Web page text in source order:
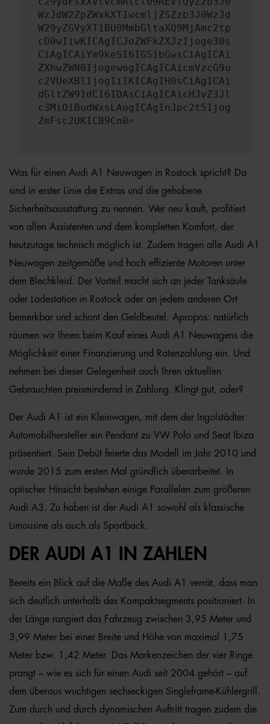
WzJdW2ZpZWxkXT1wcmljZSZzb3J0WzJd
W29yZGVyXT1BU0MmbGltaXQ9MjAmc2tp
cD0wIiwKICAgICJoZWFkZXJzIjoge30s
CiAgICAiYm9keSI6IG51bGwsCiAgICAi
ZXhwZWN0IjogewogICAgICAicmVzcG9u
c2VUeXBlIjogIiIKICAgIH0sCiAgICAi
dGltZW91dCI6IDAsCiAgICAicHJvZ3Jl
c3MiOiBudWxsLAogICAgInJpc2t5Ijog
ZmFsc2UKICB9Cn0=
Was für einen Audi A1 Neuwagen in Rostock spricht? Da
sind in erster Linie die Extras und die gehobene
Sicherheitsausstattung zu nennen. Wer neu kauft, profitiert
von allen Assistenten und dem kompletten Komfort, der
heutzutage technisch möglich ist. Zudem tragen alle Audi A1
Neuwagen zeitgemäße und hoch effiziente Motoren unter
dem Blechkleid. Der Vorteil macht sich an jeder Tanksäule
oder Ladestation in Rostock oder an jedem anderen Ort
bemerkbar und schont den Geldbeutel. Apropos: natürlich
räumen wir Ihnen beim Kauf eines Audi A1 Neuwagens die
Möglichkeit einer Finanzierung und Ratenzahlung ein. Und
nehmen bei dieser Gelegenheit auch Ihren aktuellen
Gebrauchten preismindernd in Zahlung. Klingt gut, oder?
Der Audi A1 ist ein Kleinwagen, mit dem der Ingolstädter
Automobilhersteller ein Pendant zu VW Polo und Seat Ibiza
präsentiert. Sein Debüt feierte das Modell im Jahr 2010 und
wurde 2015 zum ersten Mal gründlich überarbeitet. In
optischer Hinsicht bestehen einige Parallelen zum größeren
Audi A3. Zu haben ist der Audi A1 sowohl als klassische
Limousine als auch als Sportback.
DER AUDI A1 IN ZAHLEN
Bereits ein Blick auf die Maße des Audi A1 verrät, dass man
sich deutlich unterhalb des Kompaktsegments positioniert. In
der Länge rangiert das Fahrzeug zwischen 3,95 Meter und
3,99 Meter bei einer Breite und Höhe von maximal 1,75
Meter bzw. 1,42 Meter. Das Markenzeichen der vier Ringe
prangt – wie es sich für einen Audi seit 2004 gehört – auf
dem überaus wuchtigen sechseckigen Singleframe-Kühlergrill.
Zum durch und durch dynamischen Auftritt tragen zudem die